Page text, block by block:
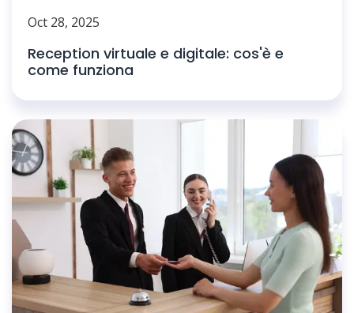
Oct 28, 2025
Reception virtuale e digitale: cos'è e
come funziona